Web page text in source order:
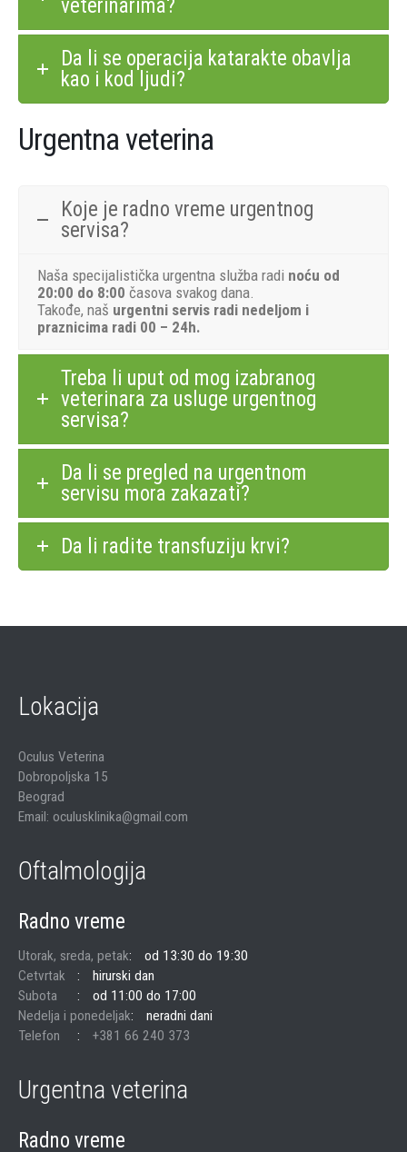
veterinarima?
Da li se operacija katarakte obavlja
kao i kod ljudi?
Urgentna veterina
Koje je radno vreme urgentnog
servisa?
Naša specijalistička urgentna služba radi noću od
20:00 do 8:00 časova svakog dana.
Takođe, naš urgentni servis radi nedeljom i
praznicima radi 00 – 24h.
Treba li uput od mog izabranog
veterinara za usluge urgentnog
servisa?
Da li se pregled na urgentnom
servisu mora zakazati?
Da li radite transfuziju krvi?
Lokacija
Oculus Veterina
Dobropoljska 15
Beograd
Email: oculusklinika@gmail.com
Oftalmologija
Radno vreme
Utorak, sreda, petak
od 13:30 do 19:30
Cetvrtak
hirurski dan
Subota
od 11:00 do 17:00
Nedelja i ponedeljak
neradni dani
Telefon
+381 66 240 373
Urgentna veterina
Radno vreme